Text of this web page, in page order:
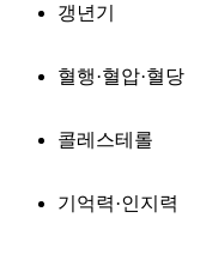
갱년기
혈행·혈압·혈당
콜레스테롤
기억력·인지력